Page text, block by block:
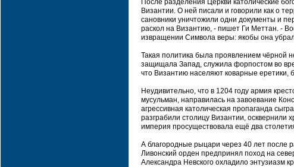
После разделения Церкви католические
Византии. О ней писали и говорили как о
сановники уничтожили одни документы и
раскол на Византию, - пишет Ги Меттан. -
извращении Символа веры: якобы она
Такая политика была проявлением чёрной
защищала Запад, служила форпостом во
что Византию населяют коварные еретики,
Неудивительно, что в 1204 году армия
мусульман, направилась на завоевание
агрессивная католическая пропаганда
разграбили столицу Византии, осквернили
империя просуществовала ещё два
А благородные рыцари через 40 лет после
Ливонский орден предпринял поход на
Александра Невского охладило энтузиазм